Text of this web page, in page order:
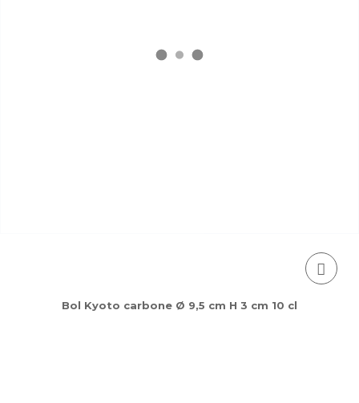
Bol Kyoto carbone Ø 9,5 cm H 3 cm 10 cl